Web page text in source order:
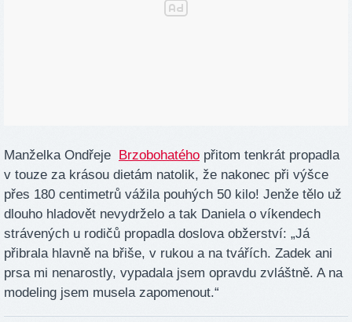
Manželka Ondřeje Brzobohatého přitom tenkrát propadla
v touze za krásou dietám natolik, že nakonec při výšce
přes 180 centimetrů vážila pouhých 50 kilo! Jenže tělo už
dlouho hladovět nevydrželo a tak Daniela o víkendech
strávených u rodičů propadla doslova obžerství: „Já
přibrala hlavně na břiše, v rukou a na tvářích. Zadek ani
prsa mi nenarostly, vypadala jsem opravdu zvláštně. A na
modeling jsem musela zapomenout.“